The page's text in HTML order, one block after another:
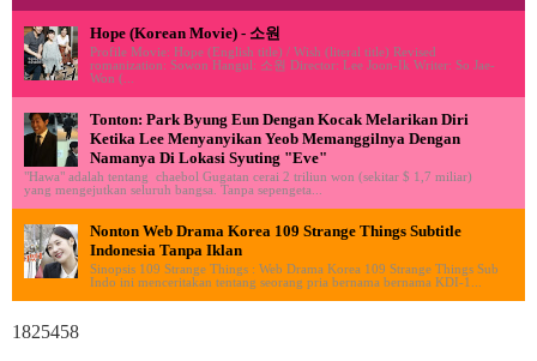
Hope (Korean Movie) - 소원
Profile Movie: Hope (English title) / Wish (literal title) Revised
romanization: Sowon Hangul: 소원 Director: Lee Joon-Ik Writer: So Jae-
Won (...
Tonton: Park Byung Eun Dengan Kocak Melarikan Diri
Ketika Lee Menyanyikan Yeob Memanggilnya Dengan
Namanya Di Lokasi Syuting "Eve"
"Hawa" adalah tentang chaebol Gugatan cerai 2 triliun won (sekitar $ 1,7 miliar)
yang mengejutkan seluruh bangsa. Tanpa sepengeta...
Nonton Web Drama Korea 109 Strange Things Subtitle
Indonesia Tanpa Iklan
Sinopsis 109 Strange Things : Web Drama Korea 109 Strange Things Sub
Indo ini menceritakan tentang seorang pria bernama bernama KDI-1...
1825458